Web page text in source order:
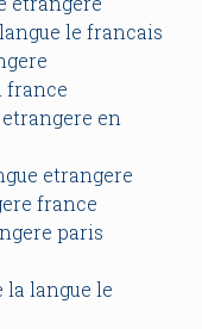
le francais
france
en
etrangere
france
paris
langue le